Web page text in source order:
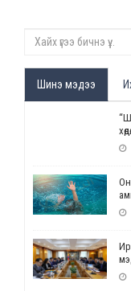
Шинэ мэдээ